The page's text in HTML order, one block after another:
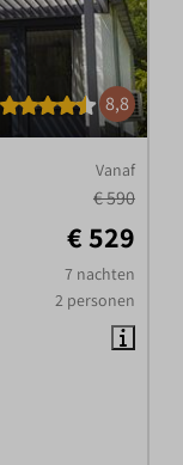
8,8
Vanaf
€ 590
€ 529
7 nachten
2 personen